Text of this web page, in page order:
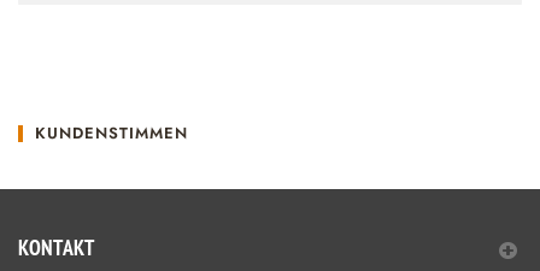
KUNDENSTIMMEN
KONTAKT